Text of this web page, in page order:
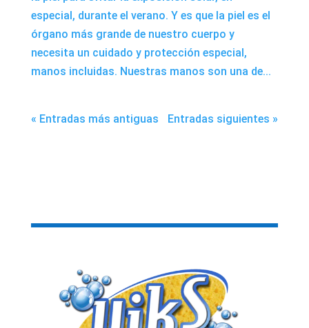
especial, durante el verano. Y es que la piel es el
órgano más grande de nuestro cuerpo y
necesita un cuidado y protección especial,
manos incluidas. Nuestras manos son una de...
« Entradas más antiguas Entradas siguientes »